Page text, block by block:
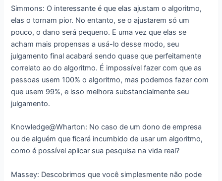
Simmons: O interessante é que elas ajustam o algoritmo,
elas o tornam pior. No entanto, se o ajustarem só um
pouco, o dano será pequeno. E uma vez que elas se
acham mais propensas a usá-lo desse modo, seu
julgamento final acabará sendo quase que perfeitamente
correlato ao do algoritmo. É impossível fazer com que as
pessoas usem 100% o algoritmo, mas podemos fazer com
que usem 99%, e isso melhora substancialmente seu
julgamento.
Knowledge@Wharton: No caso de um dono de empresa
ou de alguém que ficará incumbido de usar um algoritmo,
como é possível aplicar sua pesquisa na vida real?
Massey: Descobrimos que você simplesmente não pode